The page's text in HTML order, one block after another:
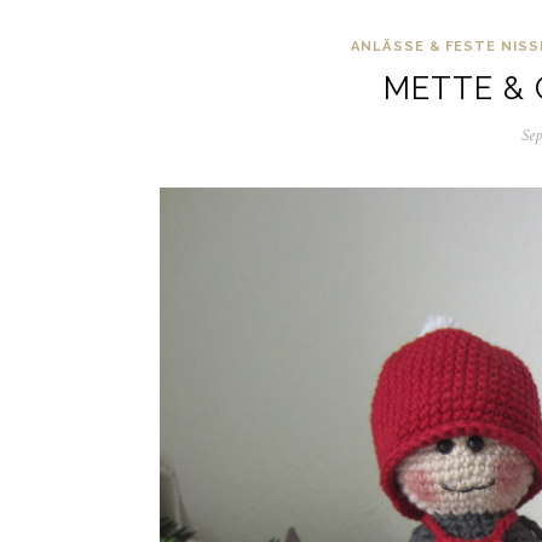
ANLÄSSE & FESTE
METTE &